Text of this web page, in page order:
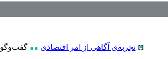
تجربه‌ی آگاهی از امر اقتصادی گفت‌وگو